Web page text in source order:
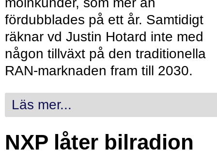
fördubblades på ett år. Samtidigt
räknar vd Justin Hotard inte med
någon tillväxt på den traditionella
RAN-marknaden fram till 2030.
Läs mer...
NXP låter bilradion